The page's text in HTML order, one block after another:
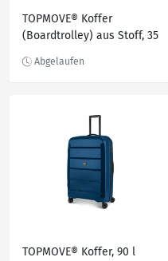
TOPMOVE® Koffer
(Boardtrolley) aus Stoff, 35
TOPMOVE® Koffer, 90 l